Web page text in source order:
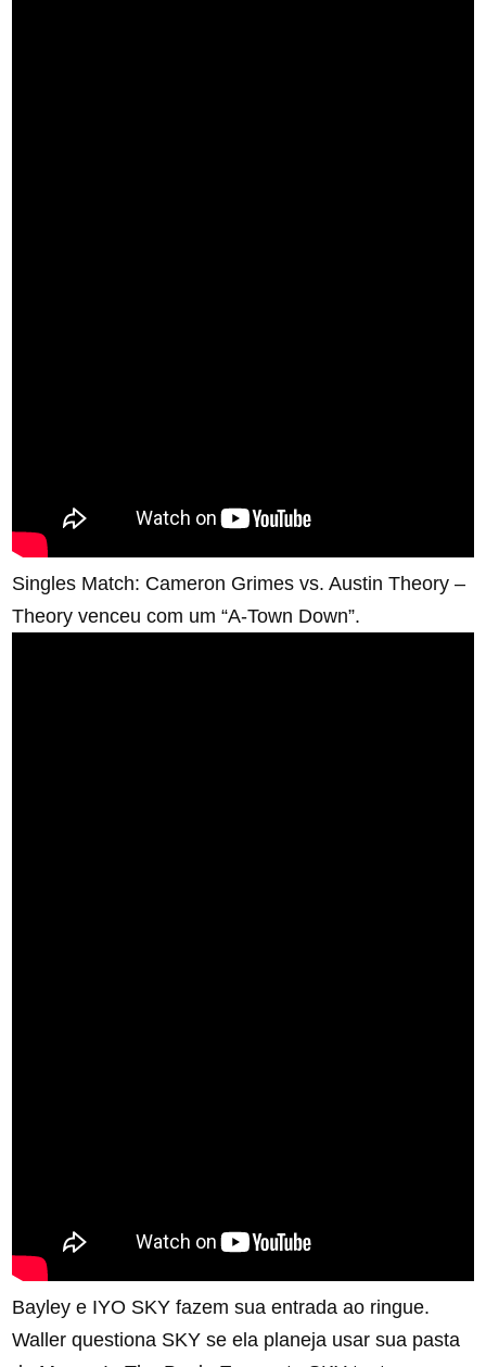
Singles Match: Cameron Grimes vs. Austin Theory –
Theory venceu com um “A-Town Down”.
Bayley e IYO SKY fazem sua entrada ao ringue.
Waller questiona SKY se ela planeja usar sua pasta